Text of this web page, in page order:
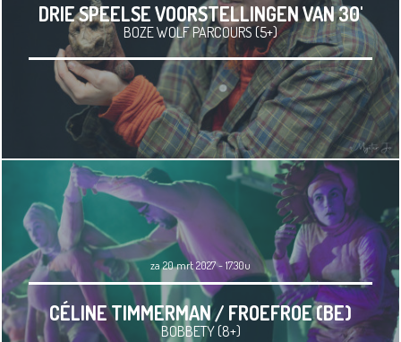
DRIE SPEELSE VOORSTELLINGEN VAN 30'
BOZE WOLF PARCOURS (5+)
za 20 mrt 2027 - 17.30u
CÉLINE TIMMERMAN / FROEFROE (BE)
BOBBETY (8+)